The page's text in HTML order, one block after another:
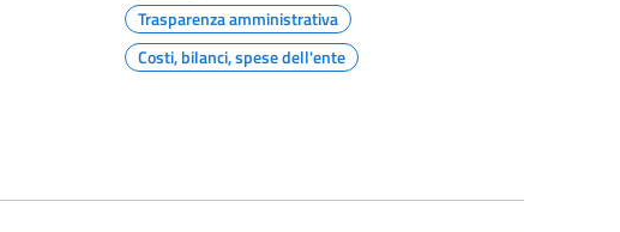
Trasparenza amministrativa
Costi, bilanci, spese dell'ente